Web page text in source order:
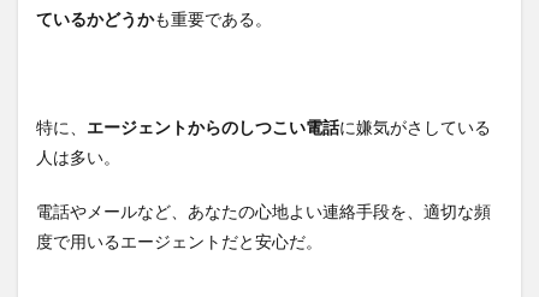
ているかどうかも重要である。
特に、 エージェントからのしつこい電話に嫌気がさしている
人は多い。
電話やメールなど、あなたの心地よい連絡手段を、適切な頻
度で用いるエージェントだと安心だ。